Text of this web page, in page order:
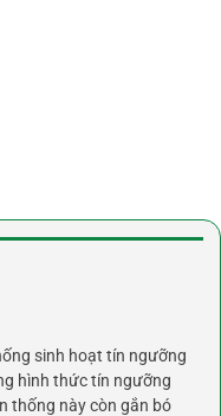
sinh hoạt tín ngưỡng
hình thức tín ngưỡng
thống này còn gắn bó